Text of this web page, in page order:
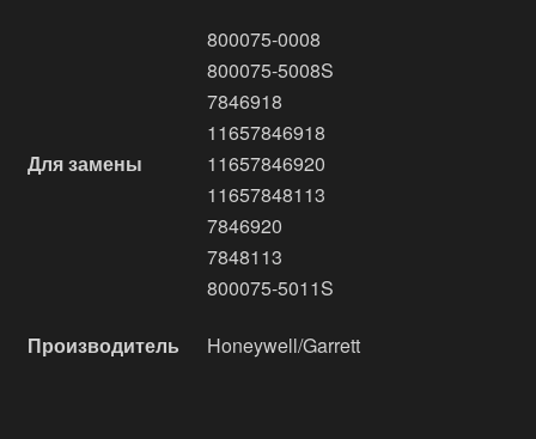
Для замены
800075-0008
800075-5008S
7846918
11657846918
11657846920
11657848113
7846920
7848113
800075-5011S
Производитель Honeywell/Garrett